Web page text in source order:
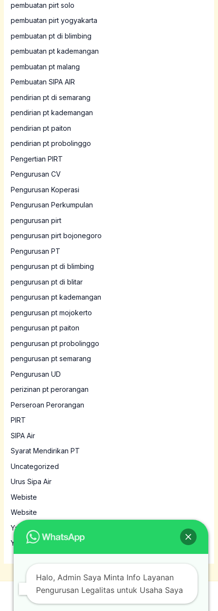
pembuatan pirt solo
pembuatan pirt yogyakarta
pembuatan pt di blimbing
pembuatan pt kademangan
pembuatan pt malang
Pembuatan SIPA AIR
pendirian pt di semarang
pendirian pt kademangan
pendirian pt paiton
pendirian pt probolinggo
Pengertian PIRT
Pengurusan CV
Pengurusan Koperasi
Pengurusan Perkumpulan
pengurusan pirt
pengurusan pirt bojonegoro
Pengurusan PT
pengurusan pt di blimbing
pengurusan pt di blitar
pengurusan pt kademangan
pengurusan pt mojokerto
pengurusan pt paiton
pengurusan pt probolinggo
pengurusan pt semarang
Pengurusan UD
perizinan pt perorangan
Perseroan Perorangan
PIRT
SIPA Air
Syarat Mendirikan PT
Uncategorized
Urus Sipa Air
Webiste
Website
Yayasan
Yayasan MBG
Halo, Admin Saya Minta Info Layanan
Pengurusan Legalitas untuk Usaha Saya